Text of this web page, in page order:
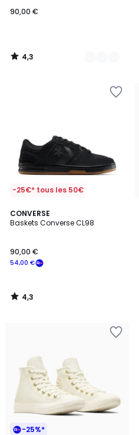
90,00 €
4,3
/
-25€* tous les 50€
CONVERSE
Baskets Converse CL98
54,00 €
90,00 €
4,3
/ 5
4,3
/
-25%*